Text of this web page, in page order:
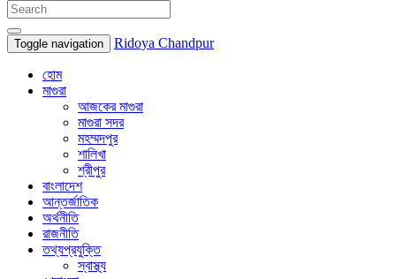
Toggle navigation Ridoya Chandpur
হোম
মাগুরা
আজকের মাগুরা
মাগুরা সদর
মহম্মদপুর
শালিখা
শ্রীপুর
বাংলাদেশ
আন্তর্জাতিক
অর্থনীতি
রাজনীতি
তথ্যপ্রযুক্তি
স্বাস্থ্য